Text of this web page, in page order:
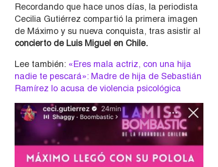
Recordando que hace unos días, la periodista
Cecilia Gutiérrez compartió la primera imagen
de Máximo y su nueva conquista, tras asistir al
concierto de Luis Miguel en Chile.
Lee también: «Eres mala actriz, con una hija
nadie te pescará»: Madre de hija de Sebastián
Ramírez lo acusa de violencia psicológica